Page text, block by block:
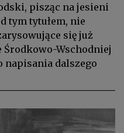
pisząc na jesieni
tym tytułem, nie
się już
Wschodniej
napisania dalszego